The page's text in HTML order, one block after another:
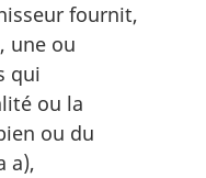
fournit,
une ou
qui
ou la
ou du
a),